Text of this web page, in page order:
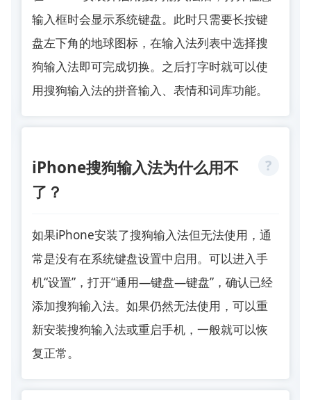
输入框时会显示系统键盘。此时只需要长按键
盘左下角的地球图标，在输入法列表中选择搜
狗输入法即可完成切换。之后打字时就可以使
用搜狗输入法的拼音输入、表情和词库功能。
iPhone搜狗输入法为什么用不
了？
如果iPhone安装了搜狗输入法但无法使用，通
常是没有在系统键盘设置中启用。可以进入手
机“设置”，打开“通用—键盘—键盘”，确认已经
添加搜狗输入法。如果仍然无法使用，可以重
新安装搜狗输入法或重启手机，一般就可以恢
复正常。